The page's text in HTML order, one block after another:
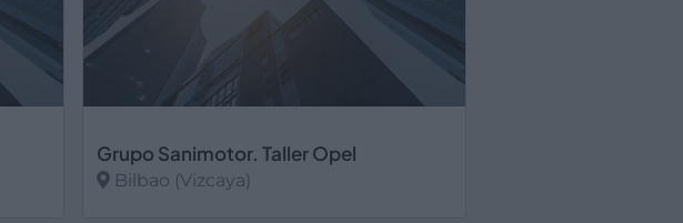
Grupo Sanimotor. Taller Opel
Bilbao (Vizcaya)